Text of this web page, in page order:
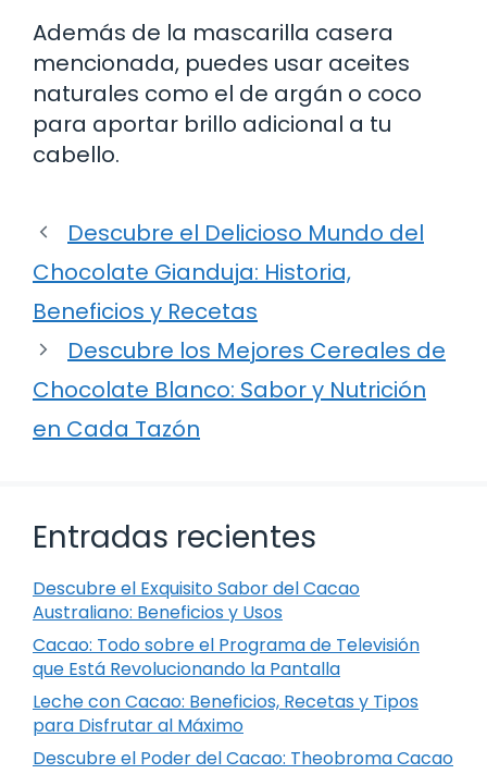
Además de la mascarilla casera
mencionada, puedes usar aceites
naturales como el de argán o coco
para aportar brillo adicional a tu
cabello.
Descubre el Delicioso Mundo del
Chocolate Gianduja: Historia,
Beneficios y Recetas
Descubre los Mejores Cereales de
Chocolate Blanco: Sabor y Nutrición
en Cada Tazón
Entradas recientes
Descubre el Exquisito Sabor del Cacao
Australiano: Beneficios y Usos
Cacao: Todo sobre el Programa de Televisión
que Está Revolucionando la Pantalla
Leche con Cacao: Beneficios, Recetas y Tipos
para Disfrutar al Máximo
Descubre el Poder del Cacao: Theobroma Cacao